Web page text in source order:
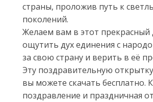
страны, проложив путь к
поколений.
Желаем вам в этот прекрасный
ощутить дух единения с
за свою страну и верить в её
Эту поздравительную
вы можете скачать бесплатно.
поздравление и праздничная